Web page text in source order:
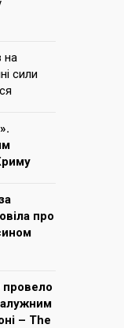
на
сили
про
– The